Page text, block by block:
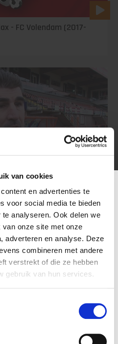
van cookies
en advertenties te
voor social media te bieden
analyseren. Ook delen we
onze site met onze
adverteren en analyse. Deze
combineren met andere
verstrekt of die ze hebben
gebruik van hun services.
- FC Volendam (2017-
na Jong Ajax - FC